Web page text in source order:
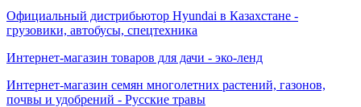
Официальный дистрибьютор Hyundai в Казахстане -
грузовики, автобусы, спецтехника
Интернет-магазин товаров для дачи - эко-ленд
Интернет-магазин семян многолетних растений, газонов,
почвы и удобрений - Русские травы